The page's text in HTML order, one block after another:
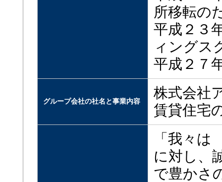
所移転の
平成２３
ィングス
平成２７
グループ会社の社名と事業内容
株式会社
賃貸住宅
「我々
に対し、
で豊かさ